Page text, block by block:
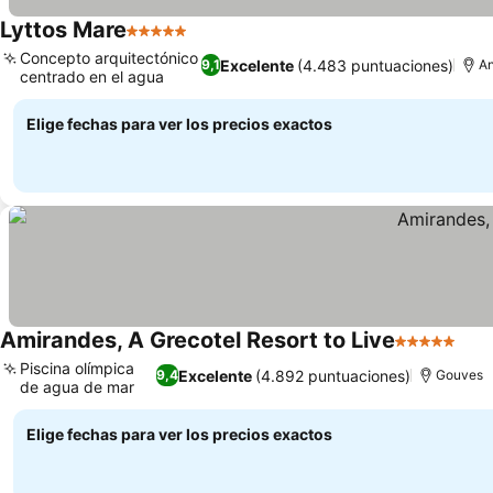
Lyttos Mare5 Estrellas
9,1Excelente (4.483 puntuaciones)
Concepto arquitectónico
centrado en el agua
Elige fechas para ver los precios exactos
Amirandes, A Grecotel Resort to Live5 Estrellas
9,4Excelente (4.892 puntuaciones)
Piscina olímpica
de agua de mar
Gouves
Elige fechas para ver los precios exactos